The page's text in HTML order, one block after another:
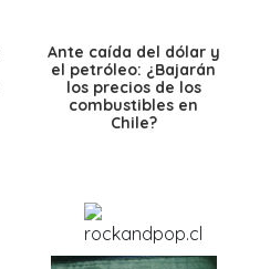
Ante caída del dólar y
el petróleo: ¿Bajarán
los precios de los
combustibles en
Chile?